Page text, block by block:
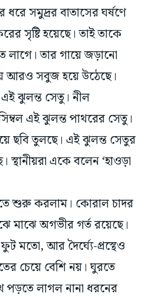
সৃষ্টি হয়েছে। তাই তাকে
তার গায়ে জড়ানো
আরও সবুজ হয়ে উঠেছে।
এই ঝুলন্ত সেতু। নীল
এই ঝুলন্ত পাথরের সেতু।
ছবি তুলছে। এই ঝুলন্ত সেতুর
একে বলেন ‘হাওড়া
শুরু করলাম। কোরাল চাদর
মাঝে অগভীর গর্ত রয়েছে।
মতো, আর দৈর্ঘ্যে-প্রস্থেও
চেয়ে বেশি নয়। ঘুরতে
পড়তে লাগল নানা ধরনের
তাদের শরীরে বিচিত্র রূপ